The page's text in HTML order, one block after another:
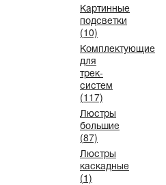
Картинные
подсветки
(10)
Комплектующие
для
трек-
систем
(117)
Люстры
большие
(87)
Люстры
каскадные
(1)